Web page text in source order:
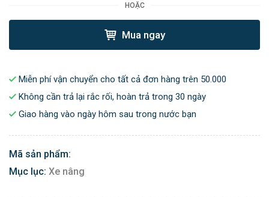
HOẶC
Mua ngay
Miễn phí vận chuyển cho tất cả đơn hàng trên 50.000
Không cần trả lại rắc rối, hoàn trả trong 30 ngày
Giao hàng vào ngày hôm sau trong nước bạn
Mã sản phẩm:
Mục lục: Xe nâng